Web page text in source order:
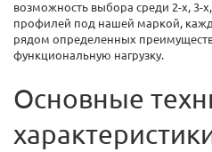
возможность выбора среди 2-х, 3-х,
профилей под нашей маркой,
рядом определенных
функциональную нагрузку.
Основные